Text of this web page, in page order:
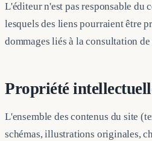
L'éditeur n'est pas responsable du
lesquels des liens pourraient être
dommages liés à la consultation de
Propriété
L'ensemble des contenus du site
schémas, illustrations originales,